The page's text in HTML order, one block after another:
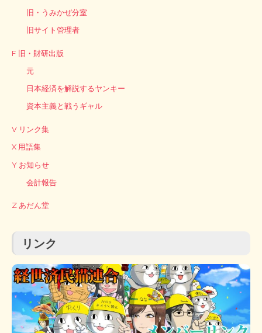
旧・うみかぜ分室
旧サイト管理者
F 旧・財研出版
元
日本経済を解説するヤンキー
資本主義と戦うギャル
V リンク集
X 用語集
Y お知らせ
会計報告
Z あだん堂
リンク